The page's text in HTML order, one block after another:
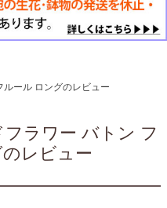
ール ロングのレビュー
ラワー バトン フ
レビュー